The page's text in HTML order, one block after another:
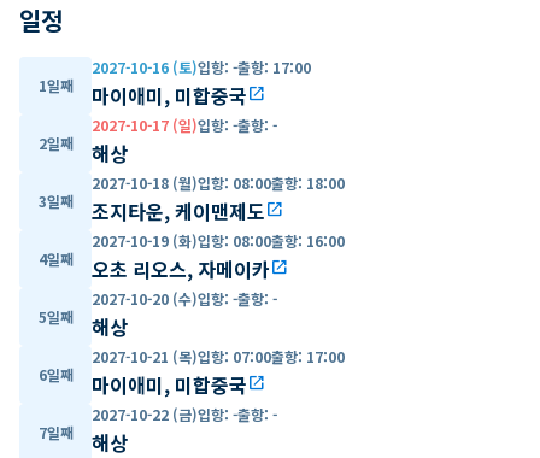
일정
1일째
2027-10-16 (토)입항: -출항: 17:00
마이애미, 미합중국open_in_new
2일째
2027-10-17 (일)입항: -출항: -
해상
3일째
2027-10-18 (월)입항: 08:00출항: 18:00
조지타운, 케이맨제도open_in_new
4일째
2027-10-19 (화)입항: 08:00출항: 16:00
오초 리오스, 자메이카open_in_new
5일째
2027-10-20 (수)입항: -출항: -
해상
6일째
2027-10-21 (목)입항: 07:00출항: 17:00
마이애미, 미합중국open_in_new
7일째
2027-10-22 (금)입항: -출항: -
해상